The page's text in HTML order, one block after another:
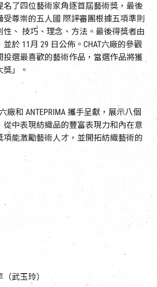
名了四位藝術家角逐首屆藝術獎，最後
受尊崇的五人國 際評審團根據五項準則
、 技巧、理念、方法。最後得獎者由
並於 11 月 29 日公佈。 CHAT六廠的參觀
投選最喜歡的藝術作品，當選作品將獲
」。
六廠和 ANTEPRIMA 攜手呈獻，展示八個
從中表現紡織品的豐富表現力和內在意
項能激勵藝術人才，並開拓紡織藝術的
（武玉玲）